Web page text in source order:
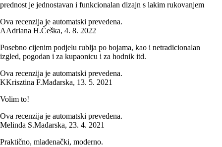
prednost je jednostavan i funkcionalan dizajn s lakim rukovanjem
Ova recenzija je automatski prevedena.
AAdriana H.Češka, 4. 8. 2022
Posebno cijenim podjelu rublja po bojama, kao i netradicionalan
izgled, pogodan i za kupaonicu i za hodnik itd.
Ova recenzija je automatski prevedena.
KKrisztina F.Mađarska, 13. 5. 2021
Volim to!
Ova recenzija je automatski prevedena.
Melinda S.Mađarska, 23. 4. 2021
Praktično, mladenački, moderno.